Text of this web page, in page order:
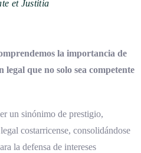
et Justitia
la importancia de
que no solo sea competente
un sinónimo de prestigio,
costarricense, consolidándose
la defensa de intereses